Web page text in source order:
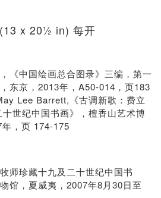
x 20½ in) 每开
《中国绘画总合图录》三编，第一
东京，2013年，A50-014，页183
Lee Barrett,《古调新歌：费立
世纪中国书画》，檀香山艺术博
，页 174-175
师珍藏十九及二十世纪中国书
馆，夏威夷，2007年8月30日至